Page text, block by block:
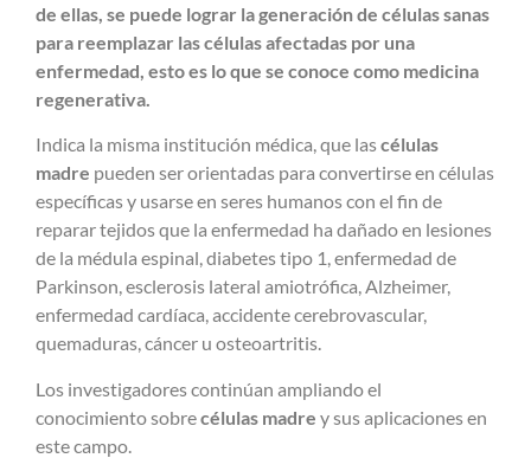
de ellas, se puede lograr la generación de células sanas
para reemplazar las células afectadas por una
enfermedad, esto es lo que se conoce como medicina
regenerativa.
Indica la misma institución médica, que lascélulas
madre pueden ser orientadas para convertirse en células
específicas y usarse en seres humanos con el fin de
reparar tejidos que la enfermedad ha dañado en lesiones
de la médula espinal, diabetes tipo 1, enfermedad de
Parkinson, esclerosis lateral amiotrófica, Alzheimer,
enfermedad cardíaca, accidente cerebrovascular,
quemaduras, cáncer u osteoartritis.
Los investigadores continúan ampliando el
conocimiento sobrecélulas madre y sus aplicaciones en
este campo.